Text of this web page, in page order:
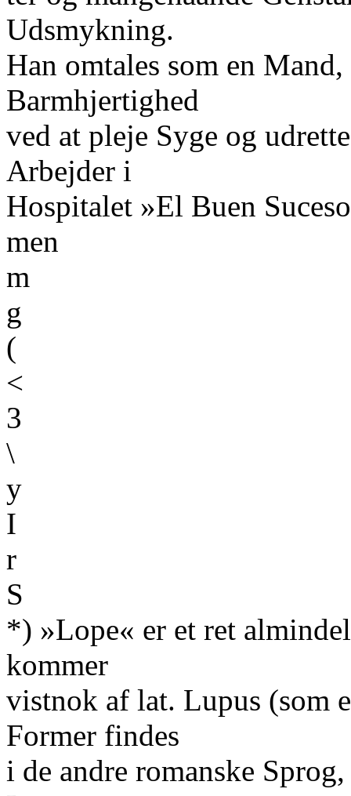
Udsmykning.
Han omtales som en
Barmhjertighed
ved at pleje Syge og
Arbejder i
Hospitalet »El Buen
men
m
g
(
<
3
\
y
I
r
S
*) »Lope« er et ret
kommer
vistnok af lat. Lupus (som
Former findes
i de andre romanske